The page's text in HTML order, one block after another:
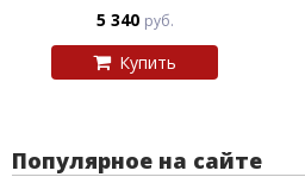
5 340 руб.
Купить
Популярное на сайте